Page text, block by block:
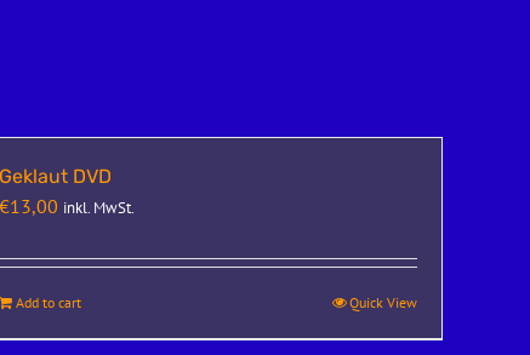
Geklaut DVD
€13,00 inkl. MwSt.
Add to cart Quick View